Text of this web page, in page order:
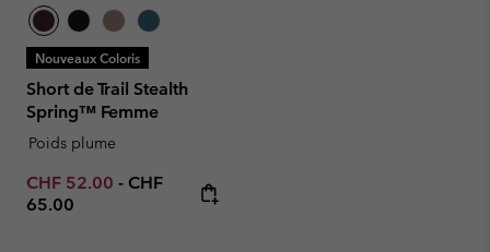
Nouveaux Coloris
Short de Trail Stealth
Spring™ Femme
Poids plume
Minimum sale price:
CHF 52.00 - Maximum price:
CHF
65.00